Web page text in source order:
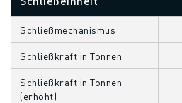
STANDORTE
IMPRESSUM
Schließmechanismus
Schließkraft in Tonnen
Schließkraft in Tonnen
(erhöht)